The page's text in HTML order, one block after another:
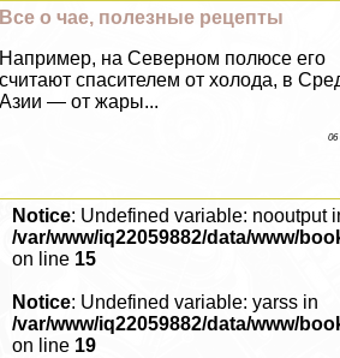
Все о чае, полезные рецепты
Например, на Северном полюсе его
считают спасителем от холода, в
Азии — от жары...
06
Notice: Undefined variable: nooutput
/var/www/iq22059882/data/www/
on line 15
Notice: Undefined variable: yarss in
/var/www/iq22059882/data/www/
on line 19